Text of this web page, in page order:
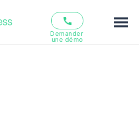
Demander
une démo